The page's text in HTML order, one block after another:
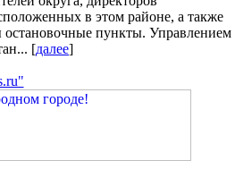
в этом районе, а также
остановочные пункты. Управлением
[далее]